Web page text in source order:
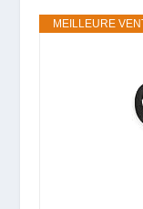
MEILLEURE